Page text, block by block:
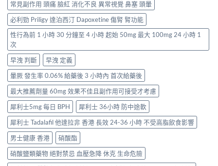
常見副作用 頭痛 臉紅 消化不良 異常視覺 鼻塞 頭暈
必利勁 Priligy 達泊西汀 Dapoxetine 傷腎 腎功能
性行為前 1 小時 30 分鐘至 4 小時 起始 50mg 最大 100mg 24 小時 1
次
早洩 判斷
早洩 定義
暈厥 發生率 0.06% 給藥後 3 小時內 首次給藥後
最大推薦劑量 60mg 效果不佳且副作用可接受才考慮
犀利士5mg 每日 BPH
犀利士 36小時 防中途軟
犀利士 Tadalafil 他達拉非 香港 長效 24-36 小時 不受高脂飲食影響
男士健康 香港
硝酸酯
硝酸鹽類藥物 絕對禁忌 血壓急降 休克 生命危險